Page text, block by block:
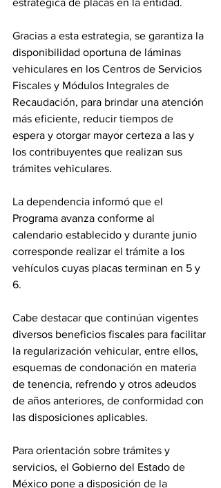
estratégica de placas en la entidad.
Gracias a esta estrategia, se garantiza la
disponibilidad oportuna de láminas
vehiculares en los Centros de Servicios
Fiscales y Módulos Integrales de
Recaudación, para brindar una atención
más eficiente, reducir tiempos de
espera y otorgar mayor certeza a las y
los contribuyentes que realizan sus
trámites vehiculares.
La dependencia informó que el
Programa avanza conforme al
calendario establecido y durante junio
corresponde realizar el trámite a los
vehículos cuyas placas terminan en 5 y
6.
Cabe destacar que continúan vigentes
diversos beneficios fiscales para facilitar
la regularización vehicular, entre ellos,
esquemas de condonación en materia
de tenencia, refrendo y otros adeudos
de años anteriores, de conformidad con
las disposiciones aplicables.
Para orientación sobre trámites y
servicios, el Gobierno del Estado de
México pone a disposición de la